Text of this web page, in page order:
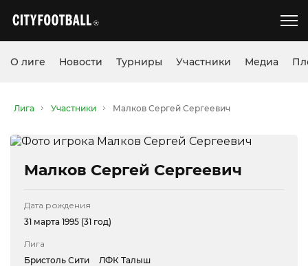
О лиге Новости Турниры Участники Медиа
Лига Участники Малков Сергей Сергеевич
Малков Сергей Сергеевич
Дата рождения
31 марта 1995 (31 год)
Лига
Бристоль Сити
ЛФК Талыш